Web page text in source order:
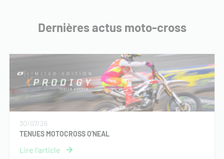
Dernières actus moto-cross
30/07/26
TENUES MOTOCROSS O'NEAL